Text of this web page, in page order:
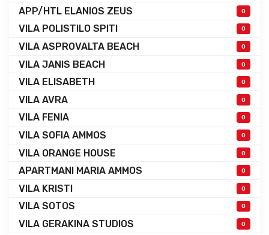
APP/HTL ELANIOS ZEUS 0
VILA POLISTILO SPITI 0
VILA ASPROVALTA BEACH 0
VILA JANIS BEACH 0
VILA ELISABETH 0
VILA AVRA 0
VILA FENIA 0
VILA SOFIA AMMOS 0
VILA ORANGE HOUSE 0
APARTMANI MARIA AMMOS 0
VILA KRISTI 0
VILA SOTOS 0
VILA GERAKINA STUDIOS 0